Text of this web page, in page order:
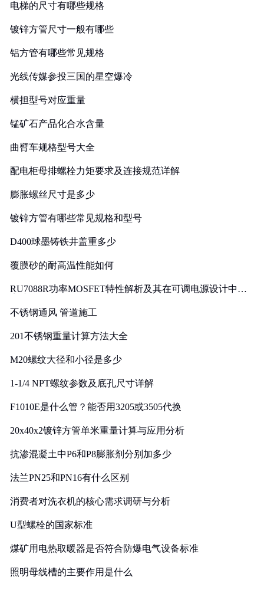
电梯的尺寸有哪些规格
镀锌方管尺寸一般有哪些
铝方管有哪些常见规格
光线传媒参投三国的星空爆冷
横担型号对应重量
锰矿石产品化合水含量
曲臂车规格型号大全
配电柜母排螺栓力矩要求及连接规范详解
膨胀螺丝尺寸是多少
镀锌方管有哪些常见规格和型号
D400球墨铸铁井盖重多少
覆膜砂的耐高温性能如何
RU7088R功率MOSFET特性解析及其在可调电源设计中的
不锈钢通风 管道施工
201不锈钢重量计算方法大全
M20螺纹大径和小径是多少
1-1/4 NPT螺纹参数及底孔尺寸详解
F1010E是什么管？能否用3205或3505代换
20x40x2镀锌方管单米重量计算与应用分析
抗渗混凝土中P6和P8膨胀剂分别加多少
法兰PN25和PN16有什么区别
消费者对洗衣机的核心需求调研与分析
U型螺栓的国家标准
煤矿用电热取暖器是否符合防爆电气设备标准
照明母线槽的主要作用是什么